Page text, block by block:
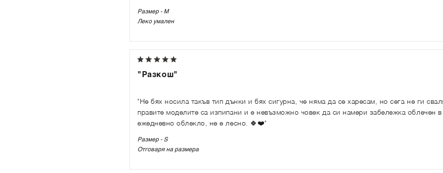
Размер - M
Леко умален
"Разкош"
"Не бях носила такъв тип дънки и бях сигурна, че няма да се харесам, но сега не ги
правите моделите са изпипани и е невъзможно човек да си намери забележка облечен в
ежедневно облекло, не е лесно. 🍀❤️"
Размер - S
Отговаря на размера